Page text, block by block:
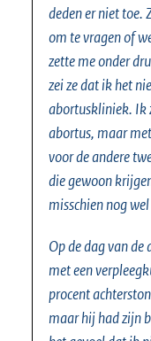
deden er niet toe.
om te vragen of
zette me onder
zei ze dat ik het
abortuskliniek. Ik
abortus, maar
voor de andere
die gewoon
misschien nog
Op de dag van de
met een
procent
maar hij had zijn